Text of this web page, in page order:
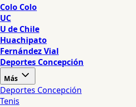
Colo Colo
UC
U de Chile
Huachipato
Fernández Vial
Deportes Concepción
Más
Deportes Concepción
Tenis